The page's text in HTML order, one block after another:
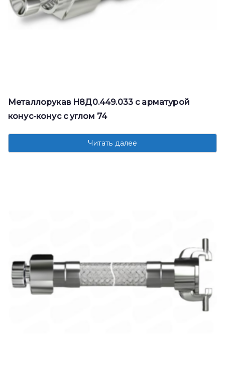
Металлорукав Н8Д0.449.033 с арматурой
конус-конус с углом 74
Читать далее